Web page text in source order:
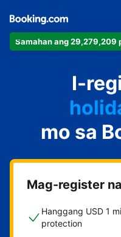
Samahan ang 29,279,209
I-
bed
mo sa
Mag-register
Hanggang USD 1
protection